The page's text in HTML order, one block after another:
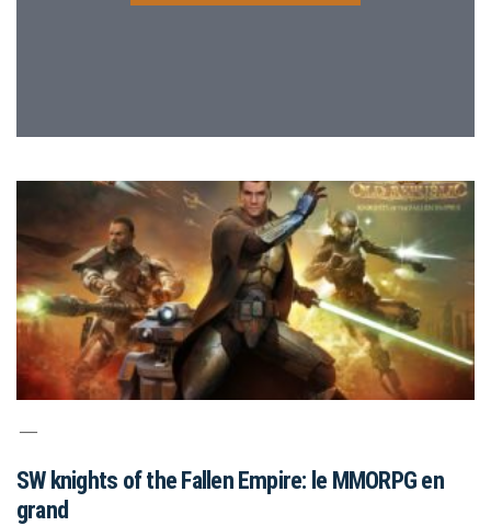
SW knights of the Fallen Empire: le MMORPG en
grand